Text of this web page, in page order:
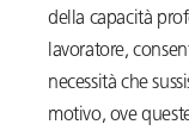
della capacità
lavoratore,
necessità che
motivo, ove